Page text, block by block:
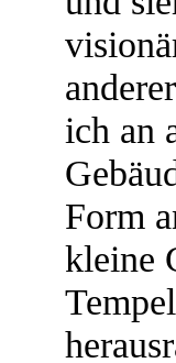
ich an
Form
kleine